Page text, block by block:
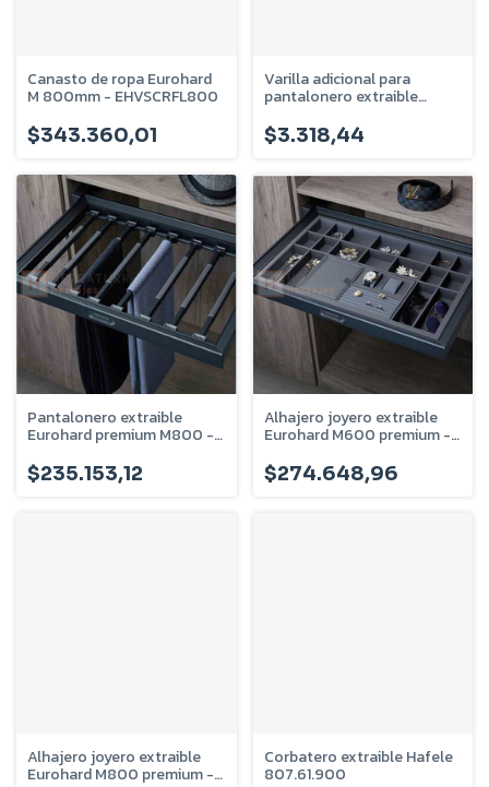
Canasto de ropa Eurohard
M 800mm - EHVSCRFL800
$343.360,01
Varilla adicional para
pantalonero extraible
EHVSPEVAR
$3.318,44
Pantalonero extraible
Eurohard premium M800 -
$235.153,12
Alhajero joyero extraible
Eurohard M600 premium -
$274.648,96
Alhajero joyero extraible
Eurohard M800 premium -
Corbatero extraible Hafele
807.61.900